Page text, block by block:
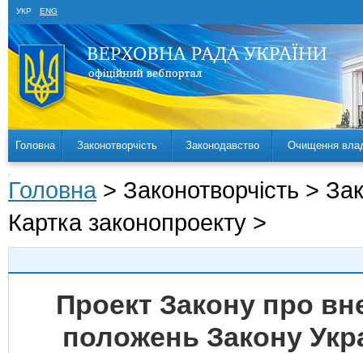
УКР ENG
Головна Законотворчість Законодавство Очищення
Головна > Законотворчість >
Картка законопроекту >
Проект Закону про
положень Закону